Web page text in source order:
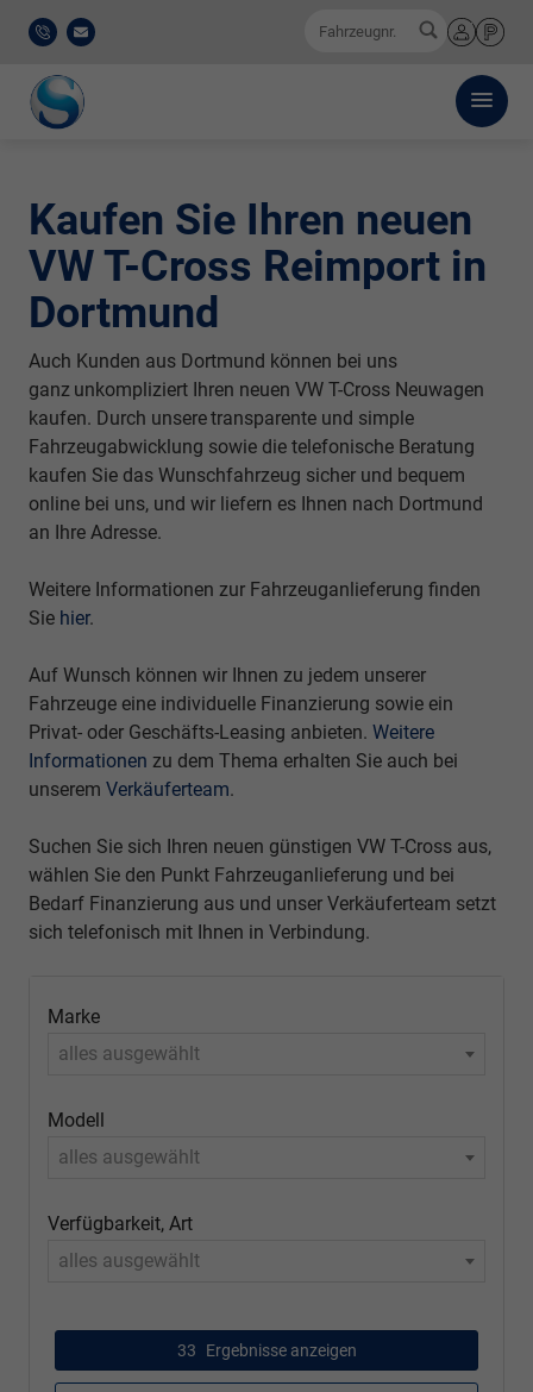
0521
911
777-
E-
Fahrzeugnr.
Anmelden
Merkliste
Kaufen Sie Ihren neuen
VW T-Cross Reimport in
Dortmund
Auch Kunden aus Dortmund können bei uns
ganz unkompliziert Ihren neuen VW T-Cross Neuwagen
kaufen. Durch unseretransparente und simple
Fahrzeugabwicklung sowie die telefonische Beratung
kaufen Sie das Wunschfahrzeug sicher und bequem
online bei uns, und wir liefern es Ihnen nach Dortmund
an Ihre Adresse.
Weitere Informationen zur Fahrzeuganlieferung finden
Sie hier.
Auf Wunsch können wir Ihnen zu jedem unserer
Fahrzeuge eine individuelle Finanzierung sowie ein
Privat- oder Geschäfts-Leasing anbieten. Weitere
Informationen zu dem Thema erhalten Sie auch bei
unserem Verkäuferteam.
Suchen Sie sich Ihren neuen günstigen VW T-Cross aus,
wählen Sie den Punkt Fahrzeuganlieferung und bei
Bedarf Finanzierung aus und unser Verkäuferteam setzt
sich telefonisch mit Ihnen in Verbindung.
Marke
alles ausgewählt
Modell
alles ausgewählt
Verfügbarkeit, Art
alles ausgewählt
33 Ergebnisse anzeigen